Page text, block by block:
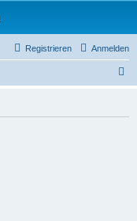
Anmelden
Registrieren